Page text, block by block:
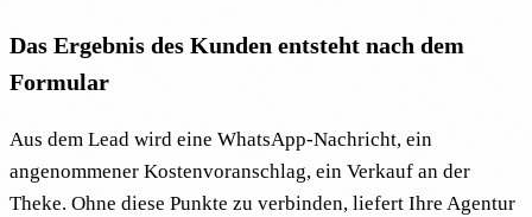
Das Ergebnis des Kunden entsteht nach dem
Formular
Aus dem Lead wird eine WhatsApp-Nachricht, ein
angenommener Kostenvoranschlag, ein Verkauf an der
Theke. Ohne diese Punkte zu verbinden, liefert Ihre Agentur